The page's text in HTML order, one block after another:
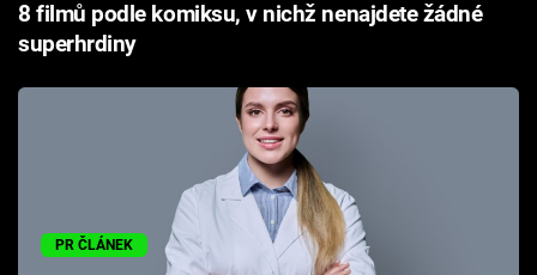
8 filmů podle komiksu, v nichž nenajdete žádné
superhrdiny
PR ČLÁNEK